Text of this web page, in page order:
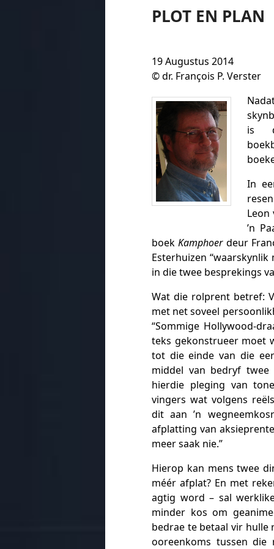
PLOT EN PLAN
19 Augustus 2014
© dr. François P. Verster
is
In
’n
boekKamphoerdeur
Esterhuizen
in die twee besprekings
Wat die rolprent betref:
met net soveel
“Sommige Hollywood-
teks gekonstrueer moet
tot die einde van die
middel van bedryf twee
hierdie pleging van
vingers wat volgens
dit aan ’n
afplatting van
meer saak nie.”
Hierop kan mens twee
méér afplat? En met
agtig word – sal
minder kos om
bedrae te betaal vir hulle
ooreenkoms tussen die